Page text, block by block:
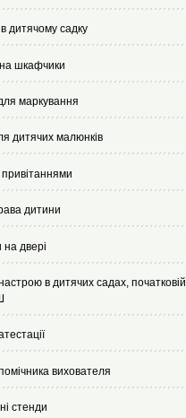
дитячому садку
шкафчики
маркування
дитячих малюнків
дитини
на двері
в дитячих садах, початковій
вихователя
стенди